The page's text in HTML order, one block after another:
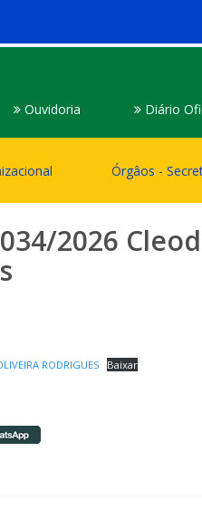
Ouvidoria Diário
Órgâos -
2026
RODRIGUES Baixar